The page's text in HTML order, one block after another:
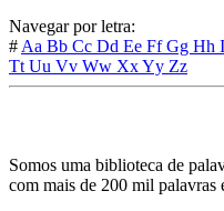
Navegar por letra:
# Aa Bb Cc Dd Ee FfGg Hh
Tt Uu Vv Ww XxYy Zz
Somos uma biblioteca de
com mais de 200 mil palavras